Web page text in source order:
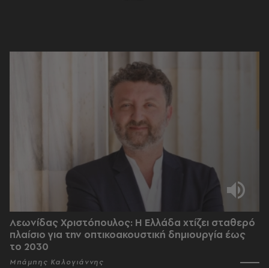
Λεωνίδας Χριστόπουλος: Η Ελλάδα χτίζει σταθερό
πλαίσιο για την οπτικοακουστική δημιουργία έως
το 2030
Μπάμπης Καλογιάννης